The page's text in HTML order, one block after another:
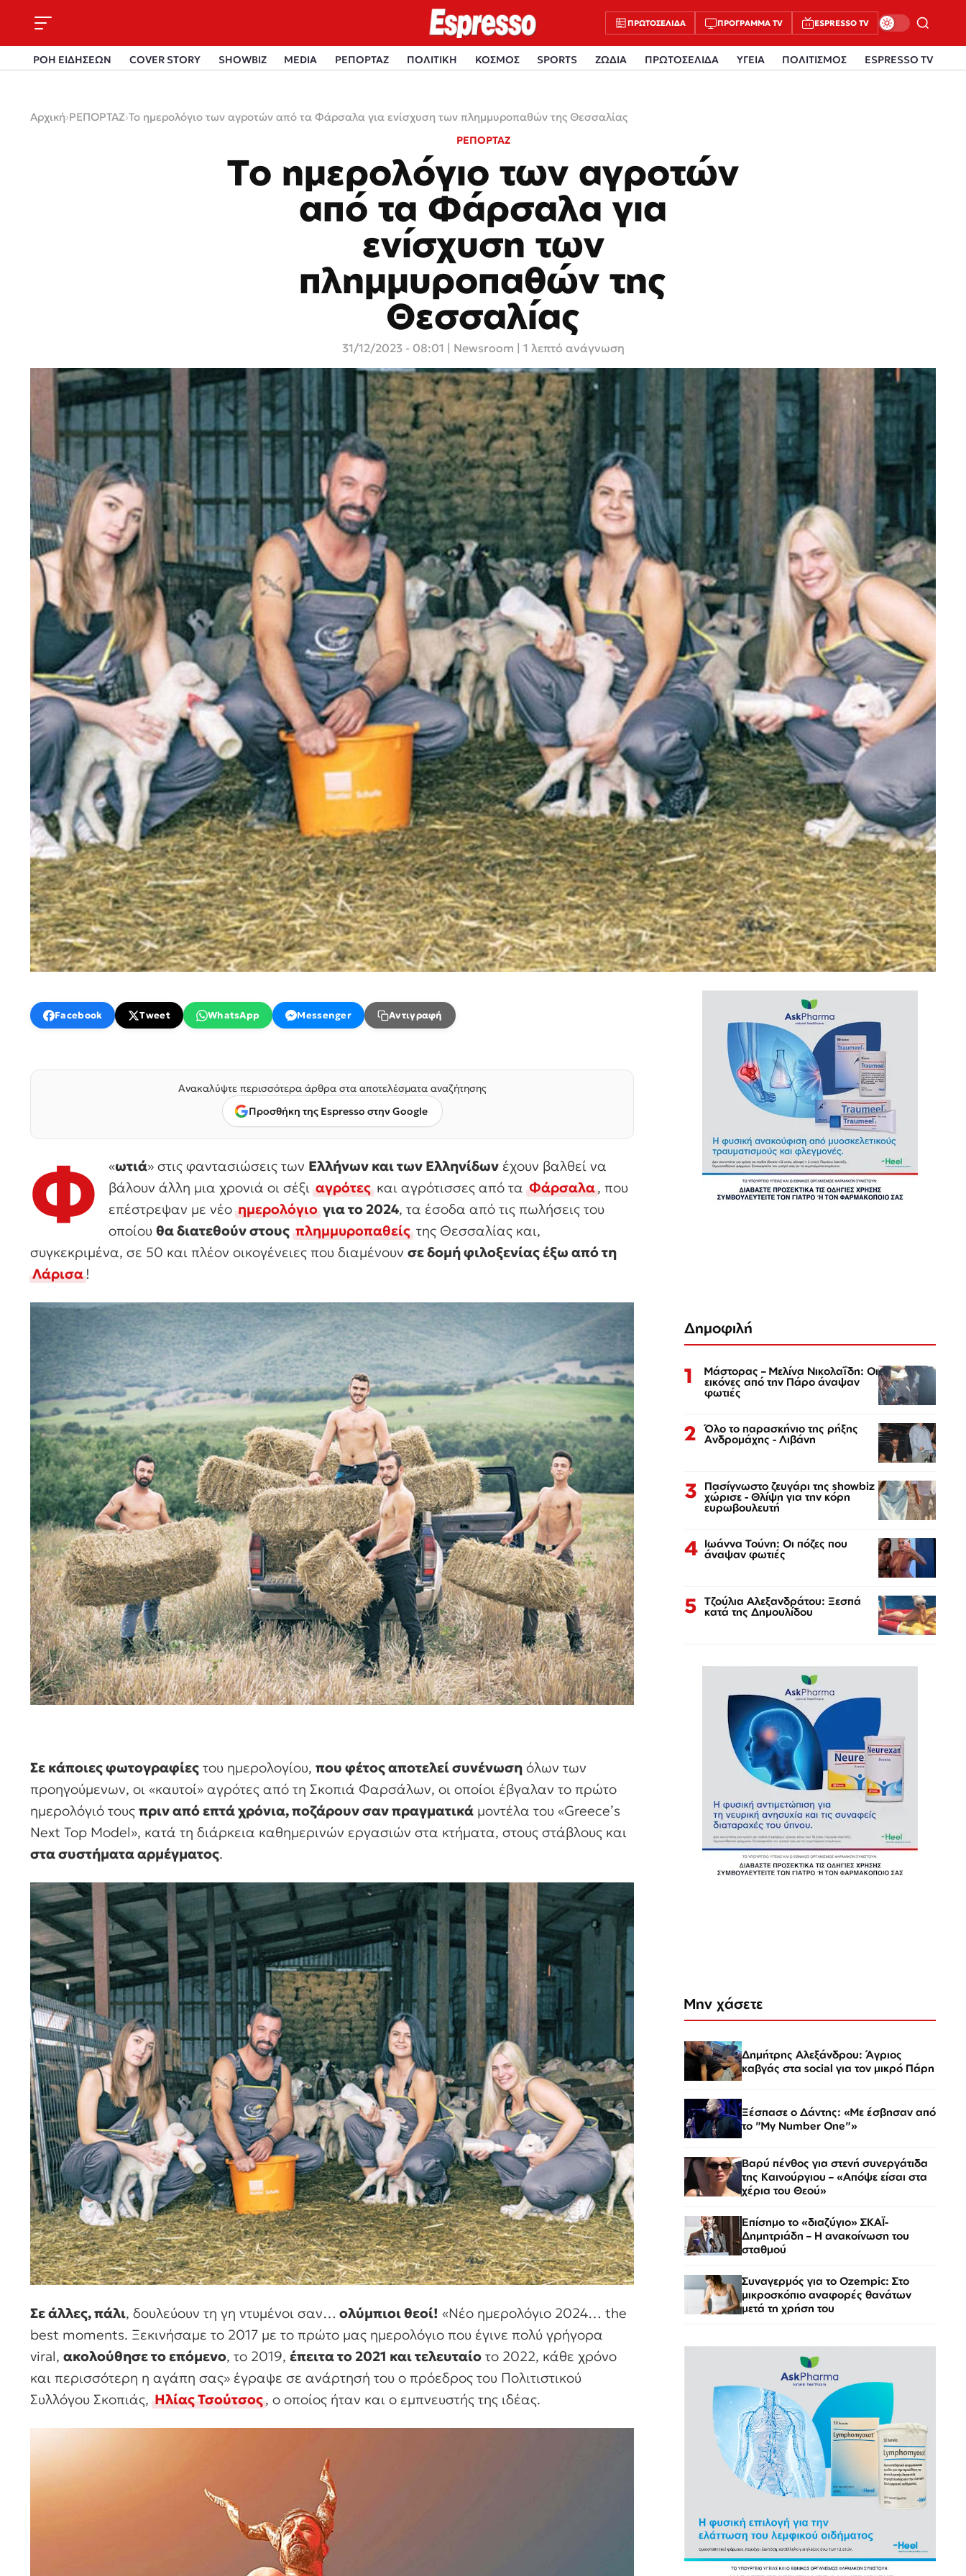
ΠΡΩΤΟΣΈΛΙΔΑ ΠΡΌΓΡΑΜΜΑ TV ESPRESSO TV
ΡΟΗ ΕΙΔΗΣΕΩΝ COVER STORY SHOWBIZ MEDIA ΡΕΠΟΡΤΑΖ ΠΟΛΙΤΙΚΗ ΚΟΣΜΟΣ SPORTS ΖΩΔΙΑ ΠΡΩΤΟΣΕΛΙΔΑ ΥΓΕΙΑ ΠΟΛΙΤΙΣΜΟΣ ESPRESSO TV
Αρχική›ΡΕΠΟΡΤΑΖ›Το ημερολόγιο των αγροτών από τα Φάρσαλα για ενίσχυση των πλημμυροπαθών της Θεσσαλίας
ΡΕΠΟΡΤΑΖ
Το ημερολόγιο των αγροτών
από τα Φάρσαλα για
ενίσχυση των
πλημμυροπαθών της
Θεσσαλίας
31/12/2023 - 08:01 Newsroom | 1 λεπτό ανάγνωση
Facebook Tweet WhatsApp Messenger Αντιγραφή
Ανακαλύψτε περισσότερα άρθρα στα αποτελέσματα αναζήτησης
Προσθήκη της Espresso στην Google
«
Φ ωτιά» στις φαντασιώσεις των Ελλήνων και των Ελληνίδων έχουν βαλθεί να
βάλουν άλλη μια χρονιά οι σέξιαγρότεςκαι αγρότισσες από ταΦάρσαλα, που
επέστρεψαν με νέοημερολόγιογια το 2024, τα έσοδα από τις πωλήσεις του
οποίου θα διατεθούν στους πλημμυροπαθείςτης Θεσσαλίας και,
συγκεκριμένα, σε 50 και πλέον οικογένειες που διαμένουν σε δομή φιλοξενίας έξω από τη
Λάρισα!
Σε κάποιες φωτογραφίες του ημερολογίου, που φέτος αποτελεί συνένωση όλων των
προηγούμενων, οι «καυτοί» αγρότες από τη Σκοπιά Φαρσάλων, οι οποίοι έβγαλαν το πρώτο
ημερολόγιό τους πριν από επτά χρόνια, ποζάρουν σαν πραγματικά μοντέλα του «Greece’s
Next Top Model», κατά τη διάρκεια καθημερινών εργασιών στα κτήματα, στους στάβλους και
στα συστήματα αρμέγματος.
Σε άλλες, πάλι, δουλεύουν τη γη ντυμένοι σαν… ολύμπιοι θεοί! «Νέο ημερολόγιο 2024… the
best moments. Ξεκινήσαμε το 2017 με το πρώτο μας ημερολόγιο που έγινε πολύ γρήγορα
viral, ακολούθησε το επόμενο, το 2019, έπειτα το 2021 και τελευταίο το 2022, κάθε χρόνο
και περισσότερη η αγάπη σας» έγραψε σε ανάρτησή του ο πρόεδρος του Πολιτιστικού
Συλλόγου Σκοπιάς,Ηλίας Τσούτσος, ο οποίος ήταν και ο εμπνευστής της ιδέας.
Δημοφιλή
1 Μάστορας – Μελίνα Νικολαΐδη: Οι
εικόνες από την Πάρο άναψαν
φωτιές
2 Όλο το παρασκήνιο της ρήξης
Ανδρομάχης - Λιβάνη
3 Πασίγνωστο ζευγάρι της showbiz
χώρισε - Θλίψη για την κόρη
ευρωβουλευτή
4 Ιωάννα Τούνη: Οι πόζες που
άναψαν φωτιές
5 Τζούλια Αλεξανδράτου: Ξεσπά
κατά της Δημουλίδου
Μην χάσετε
Δημήτρης Αλεξάνδρου: Άγριος
καβγάς στα social για τον μικρό Πάρη
Ξέσπασε ο Δάντης: «Με έσβησαν από
το "My Number One"»
Βαρύ πένθος για στενή συνεργάτιδα
της Καινούργιου – «Απόψε είσαι στα
χέρια του Θεού»
Επίσημο το «διαζύγιο» ΣΚΑΪ-
Δημητριάδη – Η ανακοίνωση του
σταθμού
Συναγερμός για το Ozempic: Στο
μικροσκόπιο αναφορές θανάτων
μετά τη χρήση του